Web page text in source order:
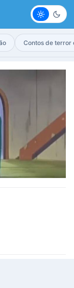
Claro
Contos de terror